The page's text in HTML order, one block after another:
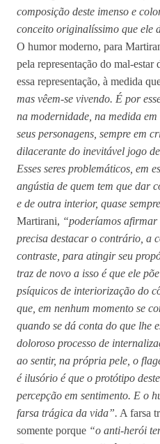
composição deste imenso e
conceito originalíssimo que ele
O humor moderno, para
pela representação do mal-
essa representação, à medida
mas vêem-se vivendo. É por
na modernidade, na medida
seus personagens, sempre em
dilacerante do inevitável jogo
Esses seres problemáticos, em
angústia de quem tem que dar
e de outra interior, quase
Martirani, “poderíamos
precisa destacar o contrário, a
contraste, para atingir seu
traz de novo a isso é que ele
psíquicos de interiorização do
que, em nenhum momento se
quando se dá conta do que lhe
doloroso processo de
ao sentir, na própria pele, o
é ilusório é que o protótipo
percepção em sentimento. E o
farsa trágica da vida”. A farsa
somente porque “o anti-herói